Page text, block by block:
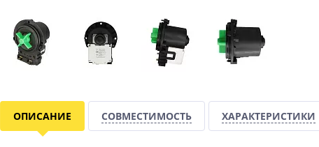
ОПИСАНИЕ СОВМЕСТИМОСТЬ ХАРАКТЕРИСТИКИ